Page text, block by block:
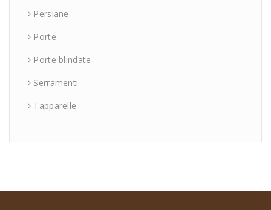
Persiane
Porte
Porte blindate
Serramenti
Tapparelle